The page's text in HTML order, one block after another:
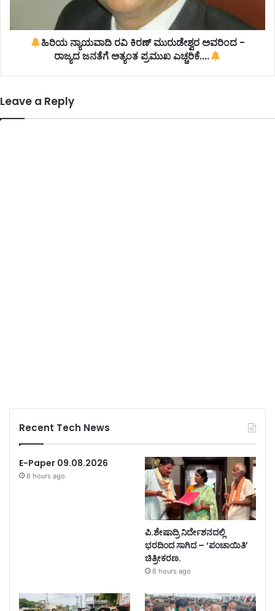
ಹಿರಿಯ ನ್ಯಾಯವಾದಿ ರವಿ ಕಿರಣ್ ಮುರುಡೇಶ್ವರ ಅವರಿಂದ -
ರಾಜ್ಯದ ಜನತೆಗೆ ಅತ್ಯಂತ ಪ್ರಮುಖ ಎಚ್ಚರಿಕೆ....
Leave a Reply
Recent Tech News
E-Paper 09.08.2026
8 hours ago
ಪಿ.ಶೇಷಾದ್ರಿ ನಿರ್ದೇಶನದಲ್ಲಿ
ಭರದಿಂದ ಸಾಗಿದ – ‘ಪಂಚಾಯಿತಿ’
ಚಿತ್ರೀಕರಣ.
8 hours ago